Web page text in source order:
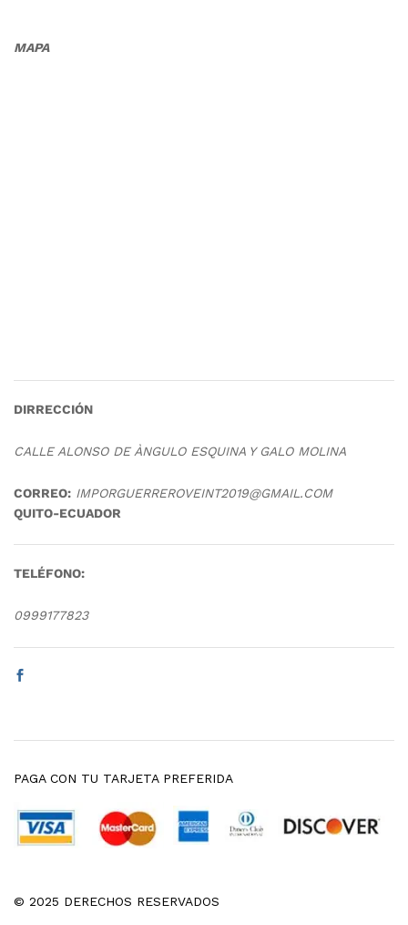
MAPA
DIRRECCIÓN
CALLE ALONSO DE ÀNGULO ESQUINA Y GALO MOLINA
CORREO: IMPORGUERREROVEINT2019@GMAIL.COM
QUITO-ECUADOR
TELÉFONO:
0999177823
© 2025 DERECHOS RESERVADOS
PAGA CON TU TARJETA PREFERIDA